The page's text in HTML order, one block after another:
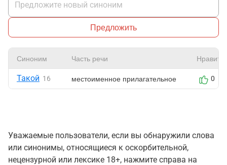
Предложить
Синоним Часть речи
Такой 16 местоименное прилагательное 0
Уважаемые пользователи, если вы обнаружили слова
или синонимы, относящиеся к оскорбительной,
нецензурной или лексике 18+, нажмите справа на